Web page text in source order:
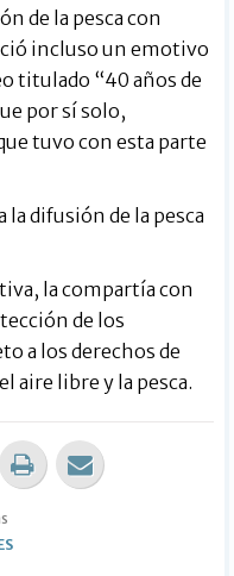
de la pesca con
incluso un emotivo
titulado “40 años de
por sí solo,
tuvo con esta parte
la difusión de la pesca
la compartía con
de los
a los derechos de
aire libre y la pesca.